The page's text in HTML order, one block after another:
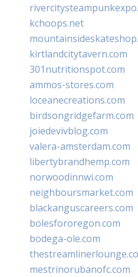
kchoops.net
kirtlandcitytavern.com
301nutritionspot.com
ammos-stores.com
loceanecreations.com
birdsongridgefarm.com
joiedevivblog.com
valera-amsterdam.com
libertybrandhemp.com
norwoodinnwi.com
neighboursmarket.com
blackanguscareers.com
bolesfororegon.com
bodega-ole.com
mestrinorubanofc.com